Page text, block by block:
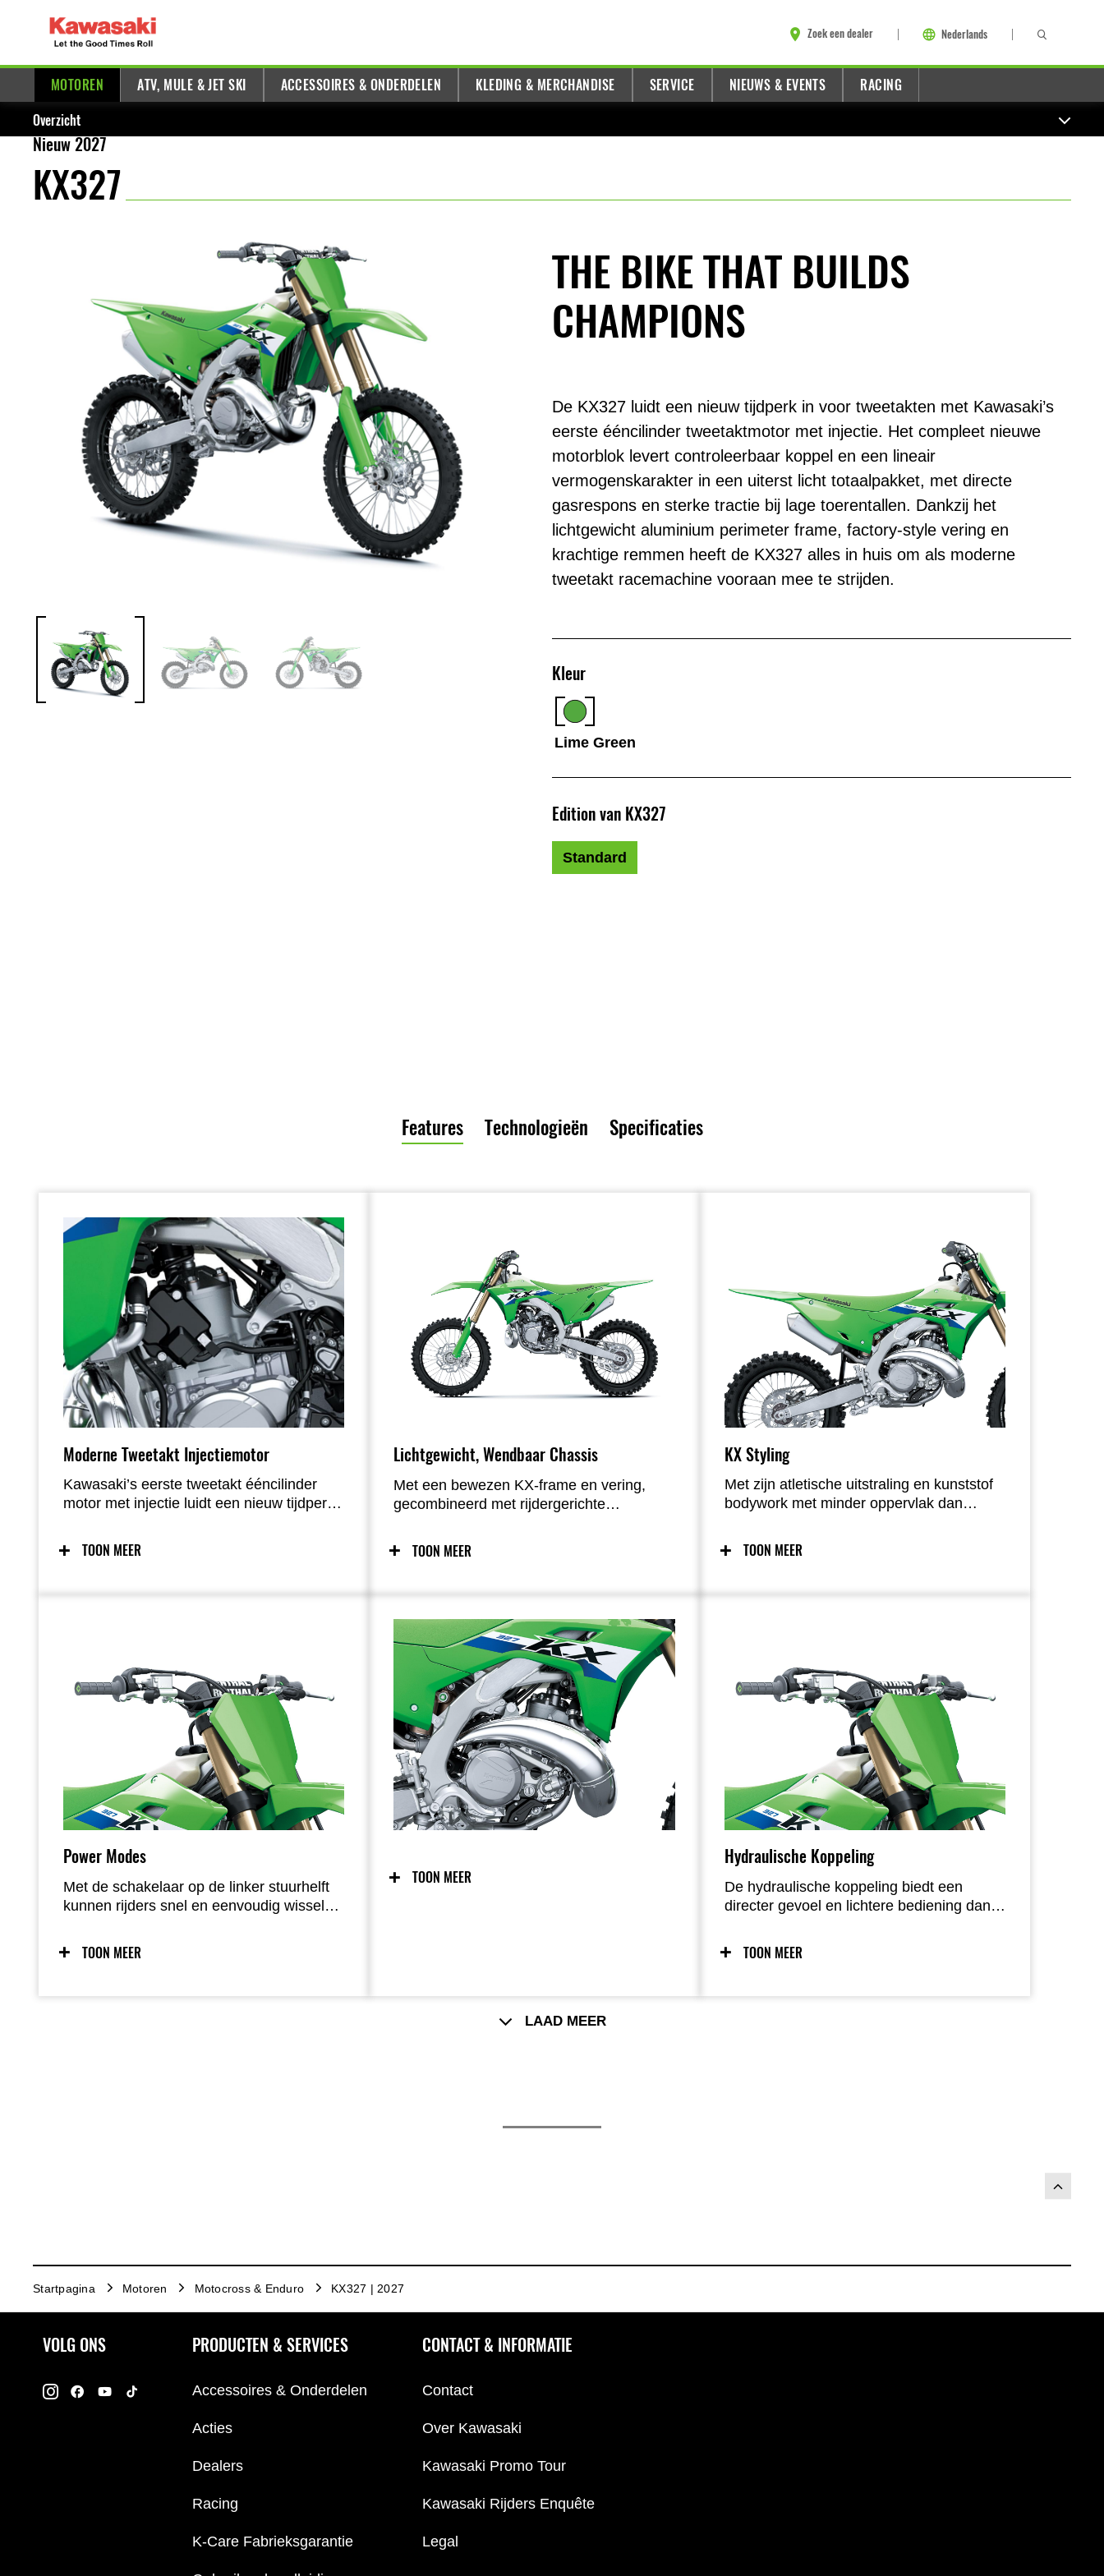
Zoek een dealer Nederlands
MOTOREN ATV, MULE & JET SKI ACCESSOIRES & ONDERDELEN KLEDING & MERCHANDISE SERVICE NIEUWS & EVENTS RACING
Overzicht
Nieuw 2027
KX327
THE BIKE THAT BUILDS
CHAMPIONS
De KX327 luidt een nieuw tijdperk in voor tweetakten met Kawasaki’s
eerste ééncilinder tweetaktmotor met injectie. Het compleet nieuwe
motorblok levert controleerbaar koppel en een lineair
vermogenskarakter in een uiterst licht totaalpakket, met directe
gasrespons en sterke tractie bij lage toerentallen. Dankzij het
lichtgewicht aluminium perimeter frame, factory-style vering en
krachtige remmen heeft de KX327 alles in huis om als moderne
tweetakt racemachine vooraan mee te strijden.
Kleur
Lime Green
Edition van KX327
Standard
Features Technologieën Specificaties
Moderne Tweetakt Injectiemotor
Kawasaki’s eerste tweetakt ééncilinder
motor met injectie luidt een nieuw tijdperk
korte ontstekingsintervallen van een
tweetaktmotor levert het nieuwe motorblok
controle.
TOON MEER
Lichtgewicht, Wendbaar Chassis
Met een bewezen KX-frame en vering,
gecombineerd met rijdergerichte
biedt, levert het chassis zowel stabiliteit op
rechte stukken als wendbaar stuurgedrag.
biedt het frame vertrouwenwekkende
bochtenprestaties onder uiteenlopende
omstandigheden.
TOON MEER
KX Styling
Met zijn atletische uitstraling en kunststof
bodywork met minder oppervlak dan
zijn compacte, strak vormgegeven bouw
en functionele schoonheid. Het slanke,
TOON MEER
Power Modes
Met de schakelaar op de linker stuurhelft
kunnen rijders snel en eenvoudig wisselen
zijn opgeslagen.
TOON MEER
TOON MEER
Hydraulische Koppeling
De hydraulische koppeling biedt een
directer gevoel en lichtere bediening dan
Warmteopbouw tijdens intensief gebruik in
technische secties wordt effectief beperkt,
TOON MEER
LAAD MEER
Startpagina Motoren Motocross & Enduro KX327 | 2027
VOLG ONS PRODUCTEN & SERVICES
Accessoires & Onderdelen
Acties
Dealers
Racing
K-Care Fabrieksgarantie
CONTACT & INFORMATIE
Contact
Over Kawasaki
Kawasaki Promo Tour
Kawasaki Rijders Enquête
Legal